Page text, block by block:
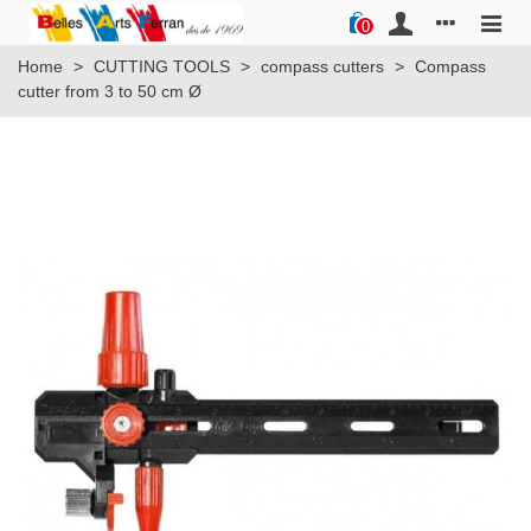
0
Home > CUTTING TOOLS > compass cutters > Compass
cutter from 3 to 50 cm Ø